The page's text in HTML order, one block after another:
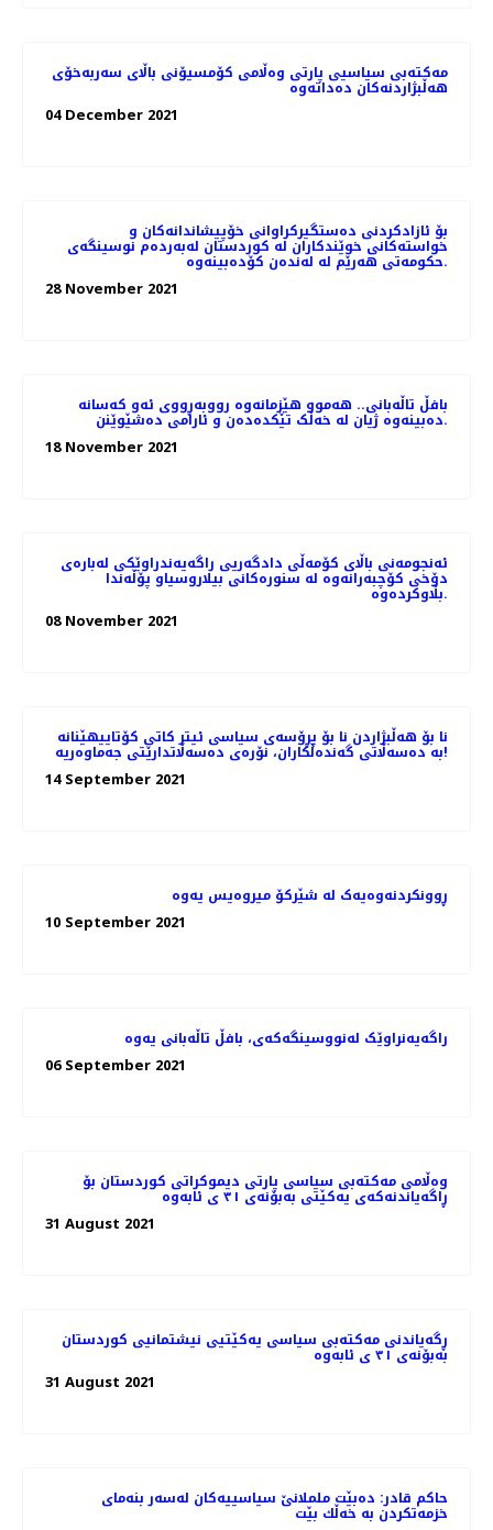
مەكتەبی سیاسیی پارتی وەڵامی كۆمسیۆنی باڵای سەربەخۆی
ھەڵبژاردنەكان دەداتەوە
04 December 2021
بۆ ئازادکردنی دەستگیرکراوانی خۆپیشاندانەکان و
خواستەکانی خوێندکاران لە کوردستان لەبەردەم نوسینگەی
حکومەتی هەرێم لە لەندەن کۆدەبینەوە.
28 November 2021
بافڵ تاڵەبانی.. ھەموو ھێزمانەوە رووبەڕووی ئەو کەسانە
دەبینەوە ژیان لە خەڵک تێکدەدەن و ئارامی دەشێوێنن.
18 November 2021
ئه‌نجومه‌نی باڵای كۆمه‌ڵی دادگه‌ریی راگه‌یه‌ندراوێكی له‌باره‌ی
دۆخی كۆچبه‌رانه‌وه‌ له‌ سنوره‌كانی بیلاروسیاو پۆڵه‌ندا
بڵاوكرده‌وه‌.
08 November 2021
نا بۆ هەڵبژاردن نا بۆ پڕۆسەی سیاسی ئیتر کاتی کۆتاییهێنانە
بە دەسەڵاتی گەندەڵکاران، نۆرەی دەسەڵاتدارێتی جەماوەریە!
14 September 2021
ڕوونکردنەوەیەک لە شێركۆ میروەیس یەوە
10 September 2021
راگەیەنراوێک لەنووسینگەکەى، بافڵ تاڵەبانی یەوە
06 September 2021
وەڵامی مەکتەبی سیاسی پارتی دیموکراتی کوردستان بۆ
ڕاگەیاندنەکەی یەکێتی بەبۆنەی ٣١ ی ئابەوە
31 August 2021
ڕگەیاندنی مه‌كته‌بی سیاسی یه‌كێتیی نیشتمانیی كوردستان
بەبۆنەی ٣١ ی ئابەوە
31 August 2021
حاكم قادر: دەبێت ململانێ سیاسییەكان لەسەر بنەمای
خزمەتكردن بە خەڵك بێت